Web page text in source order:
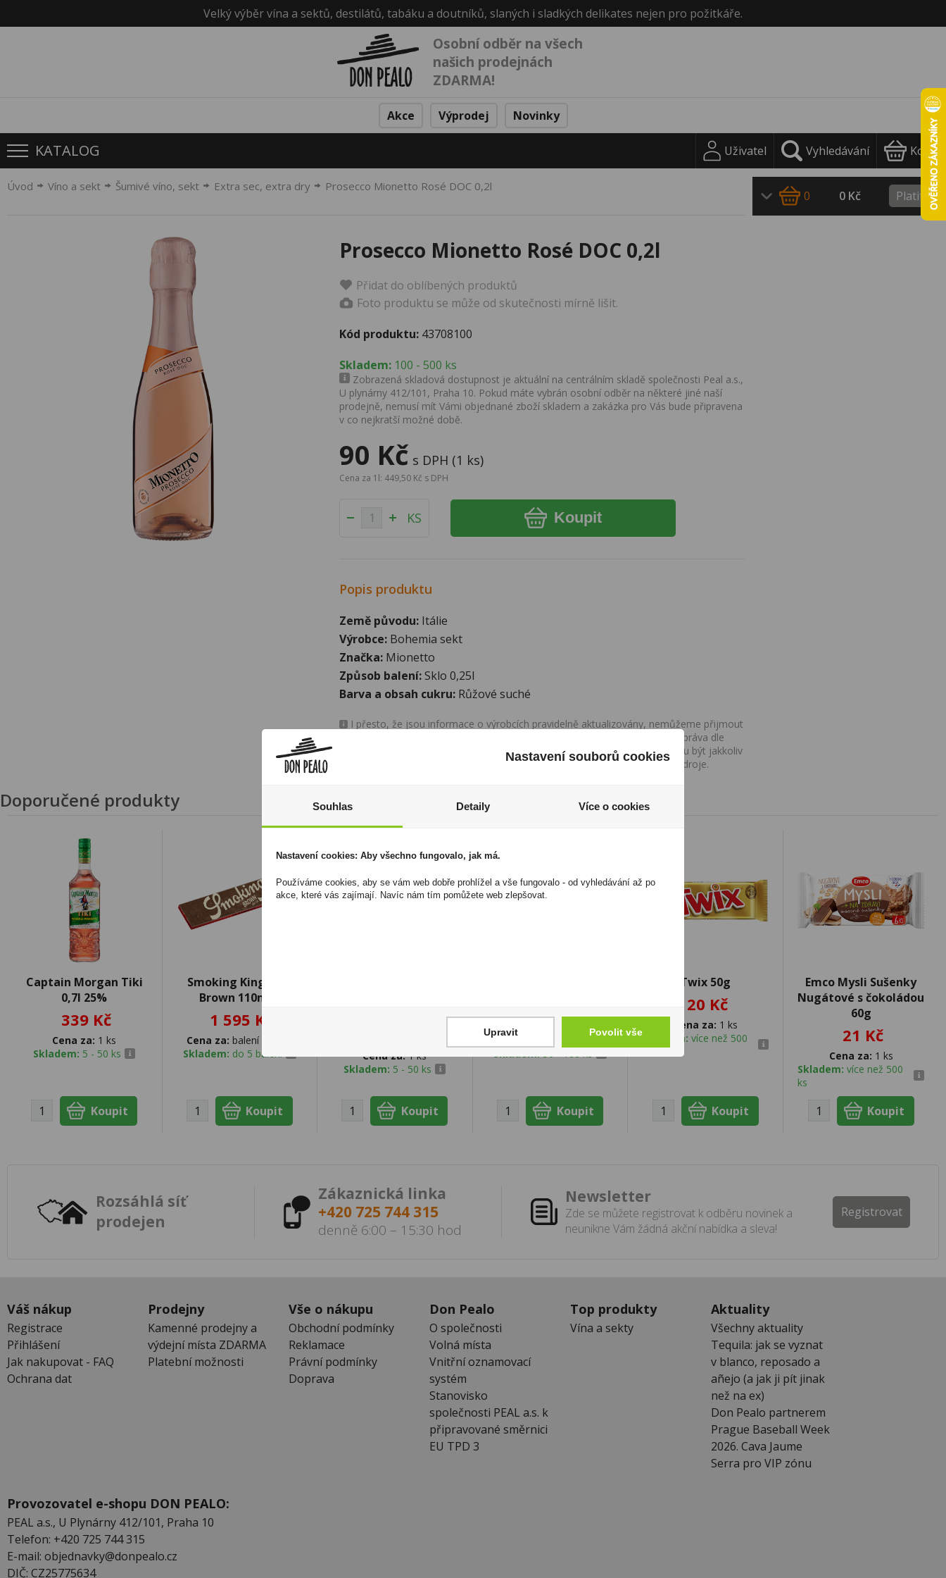
Velký výběr vína a sektů, destilátů, tabáku a doutníků, slaných i sladkých delikates nejen pro požitkáře.
Osobní odběr na všech
našich prodejnách
ZDARMA!
Akce Výprodej Novinky
KATALOG Uživatel Vyhledávání Košík
Úvod Víno a sekt Šumivé víno, sekt Extra sec, extra dry Prosecco Mionetto Rosé DOC 0,2l
Prosecco Mionetto Rosé DOC 0,2l
Přidat do oblíbených produktů
Foto produktu se může od skutečnosti mírně lišit.
Kód produktu: 43708100
Skladem: 100 - 500 ks
Zobrazená skladová dostupnost je aktuální na centrálním skladě společnosti Peal a.s.,
U plynárny 412/101, Praha 10. Pokud máte vybrán osobní odběr na některé jiné naší
prodejně, nemusí mít Vámi objednané zboží skladem a zakázka pro Vás bude připravena
v co nejkratší možné době.
90 Kč s DPH (1 ks)
Cena za 1l: 449,50 Kč s DPH
KS Koupit
Popis produktu
Země původu: Itálie
Výrobce: Bohemia sekt
Značka: Mionetto
Způsob balení:Sklo 0,25l
Barva a obsah cukru: Růžové suché
I přesto, že jsou informace o výrobcích pravidelně aktualizovány, nemůžeme přijmout
odpovědnost za jakékoliv nesprávné informace. To však nemá vliv na Vaše práva dle
zákona. Tyto informace jsou podávány pouze pro osobní použití a nemohou být jakkoliv
kopírovány bez předchozího souhlasu DonPealo ani bez řádného uvedení zdroje.
0 0 Kč Platit
Doporučené produkty
Captain Morgan Tiki
0,7l 25%
339 Kč
Cena za: 1 ks
Skladem: 5 - 50 ks
Smoking King Size
Brown 110mm
1 595 Kč
Cena za: balení (50 ks)
Skladem: do 5 balení Cena za:1 ks
Skladem: 5 - 50 ks
81 Kč
Twix 50g
20 Kč
Cena za: 1 ks
Skladem:více než 500
ks
Emco Mysli Sušenky
Nugátové s čokoládou
60g
21 Kč
Cena za: 1 ks
Skladem: více než 500
ks
Rozsáhlá síť
prodejen
Zákaznická linka
+420 725 744 315
denně 6:00 – 15:30 hod
Newsletter
Zde se můžete registrovat k odběru novinek a
neunikne Vám žádná akční nabídka a sleva!
Registrovat
Váš nákup
Registrace
Přihlášení
Jak nakupovat - FAQ
Ochrana dat
Prodejny
Kamenné prodejny a
výdejní místa ZDARMA
Platební možnosti
Vše o nákupu
Obchodní podmínky
Reklamace
Právní podmínky
Doprava
Don Pealo
O společnosti
Volná místa
Vnitřní oznamovací
systém
Stanovisko
společnosti PEAL a.s. k
připravované směrnici
EU TPD 3
Top produkty
Vína a sekty
Aktuality
Všechny aktuality
Tequila: jak se vyznat
v blanco, reposado a
añejo (a jak ji pít jinak
než na ex)
Don Pealo partnerem
Prague Baseball Week
2026. Cava Jaume
Serra pro VIP zónu
Provozovatel e-shopu DON PEALO:
PEAL a.s., U Plynárny 412/101, Praha 10
Telefon: +420 725 744 315
E-mail: objednavky@donpealo.cz
DIČ: CZ25775634
Nastavení souborů cookies
Souhlas Detaily Více o cookies
Nastavení cookies: Aby všechno fungovalo, jak má.
Používáme cookies, aby se vám web dobře prohlížel a vše fungovalo - od vyhledávání až po
akce, které vás zajímají. Navíc nám tím pomůžete web zlepšovat.
Upravit Povolit vše